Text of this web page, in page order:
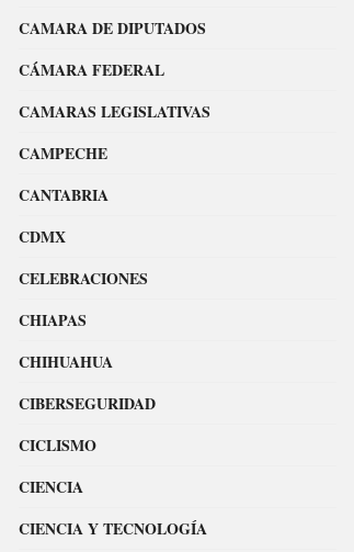
CAMARA DE DIPUTADOS
CÁMARA FEDERAL
CAMARAS LEGISLATIVAS
CAMPECHE
CANTABRIA
CDMX
CELEBRACIONES
CHIAPAS
CHIHUAHUA
CIBERSEGURIDAD
CICLISMO
CIENCIA
CIENCIA Y TECNOLOGÍA